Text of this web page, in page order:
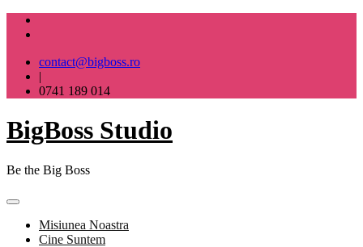
Skip
contact@bigboss.ro
|
0741 189 014
BigBoss Studio
Be the Big Boss
Misiunea Noastra
Cine Suntem